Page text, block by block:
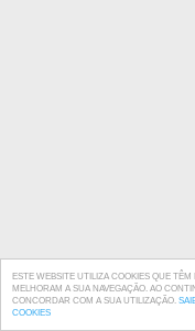
ESTE WEBSITE UTILIZA COOKIES QUE
MELHORAM A SUA NAVEGAÇÃO. AO
CONCORDAR COM A SUA UTILIZAÇÃO.
COOKIES